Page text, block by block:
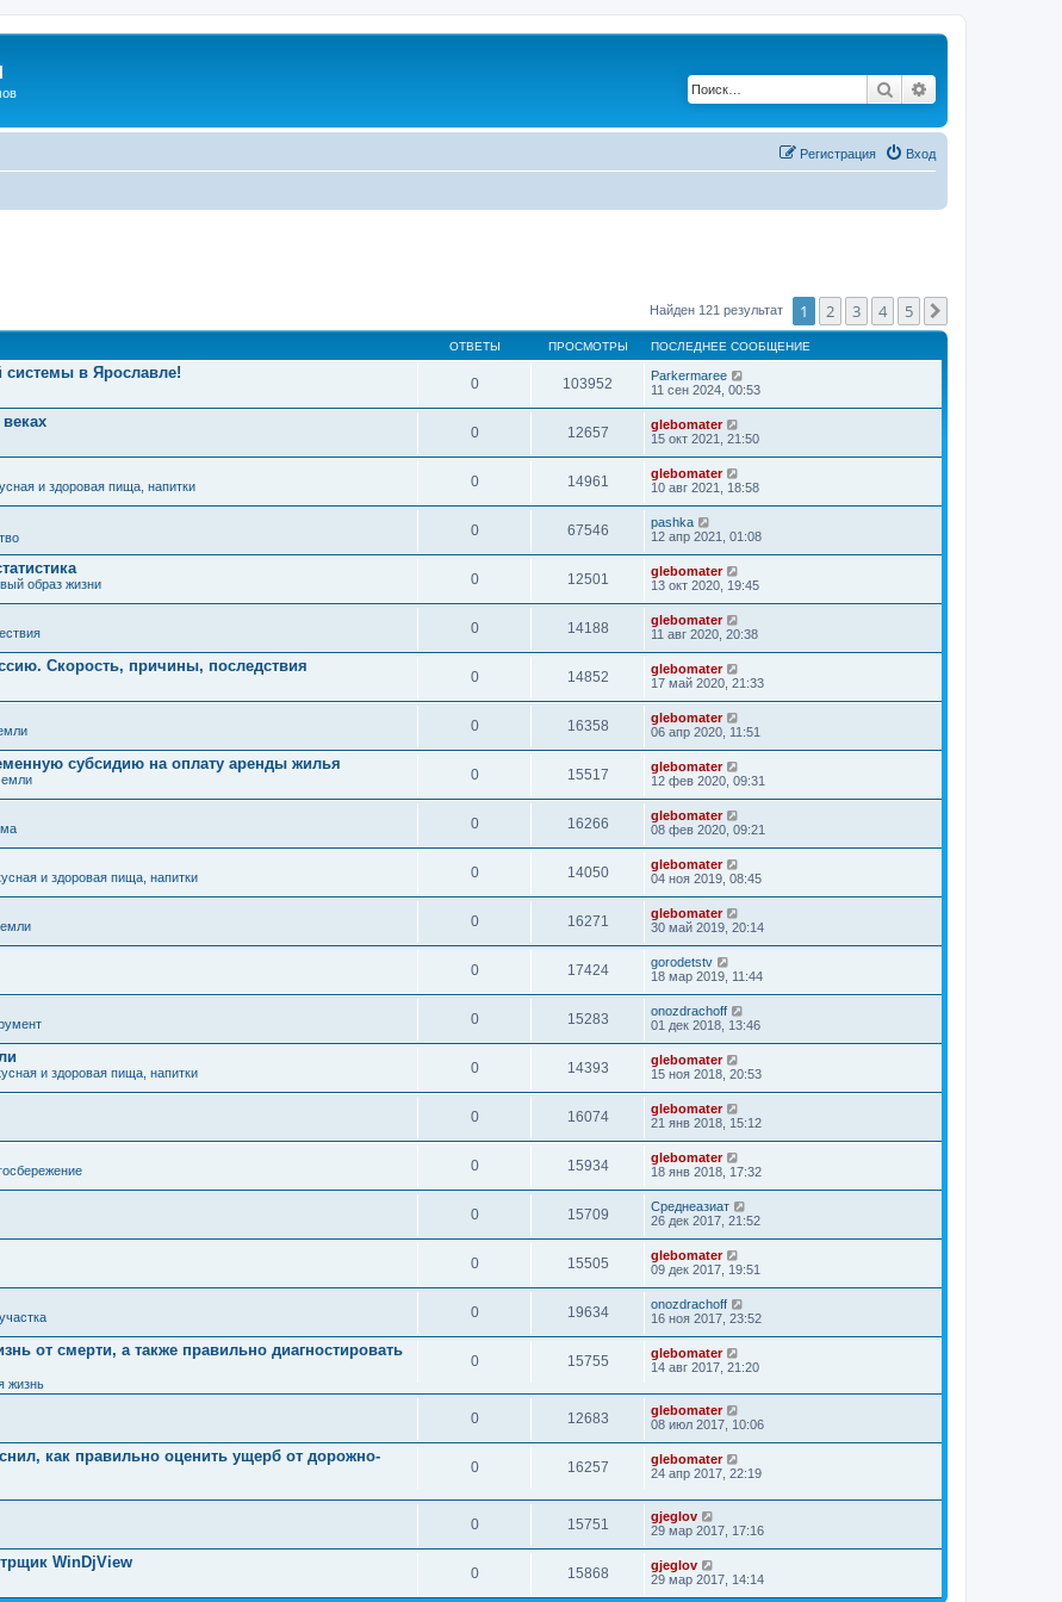
Поиск
Вход
Регистрация
Найден 121 результат 1 2 3 4 5
ОТВЕТЫ ПРОСМОТРЫ ПОСЛЕДНЕЕ СООБЩЕНИЕ
в Ярославле!
0 103952
Parkermaree
11 сен 2024, 00:53
0 12657
glebomater
15 окт 2021, 21:50
и здоровая пища, напитки 0 14961
glebomater
10 авг 2021, 18:58
0 67546
pashka
12 апр 2021, 01:08
образ жизни 0 12501
glebomater
13 окт 2020, 19:45
0 14188
glebomater
11 авг 2020, 20:38
Скорость, причины, последствия
0 14852
glebomater
17 май 2020, 21:33
0 16358
glebomater
06 апр 2020, 11:51
субсидию на оплату аренды жилья
0 15517
glebomater
12 фев 2020, 09:31
0 16266
glebomater
08 фев 2020, 09:21
и здоровая пища, напитки 0 14050
glebomater
04 ноя 2019, 08:45
0 16271
glebomater
30 май 2019, 20:14
0 17424
gorodetstv
18 мар 2019, 11:44
0 15283
onozdrachoff
01 дек 2018, 13:46
и здоровая пища, напитки 0 14393
glebomater
15 ноя 2018, 20:53
0 16074
glebomater
21 янв 2018, 15:12
0 15934
glebomater
18 янв 2018, 17:32
0 15709
Среднеазиат
26 дек 2017, 21:52
0 15505
glebomater
09 дек 2017, 19:51
0 19634
onozdrachoff
16 ноя 2017, 23:52
от смерти, а также правильно диагностировать
жизнь
0 15755
glebomater
14 авг 2017, 21:20
0 12683
glebomater
08 июл 2017, 10:06
как правильно оценить ущерб от дорожно-
0 16257
glebomater
24 апр 2017, 22:19
0 15751
gjeglov
29 мар 2017, 17:16
WinDjView
0 15868
gjeglov
29 мар 2017, 14:14